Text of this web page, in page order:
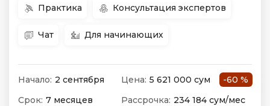
Практика Консультация экспертов
Чат Для начинающих
Начало: 2 сентября Цена: 5 621 000 сум
-60 %
Срок: 7 месяцев Рассрочка: 234 184 сум/мес